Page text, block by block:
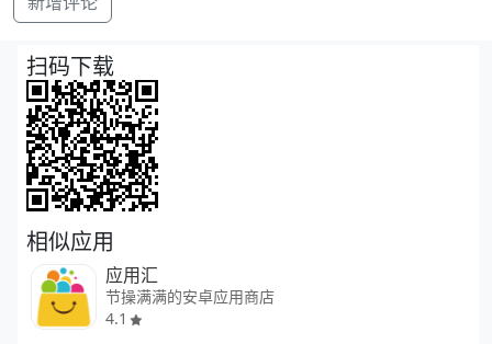
扫码下载
相似应用
应用汇
节操满满的安卓应用商店
4.1